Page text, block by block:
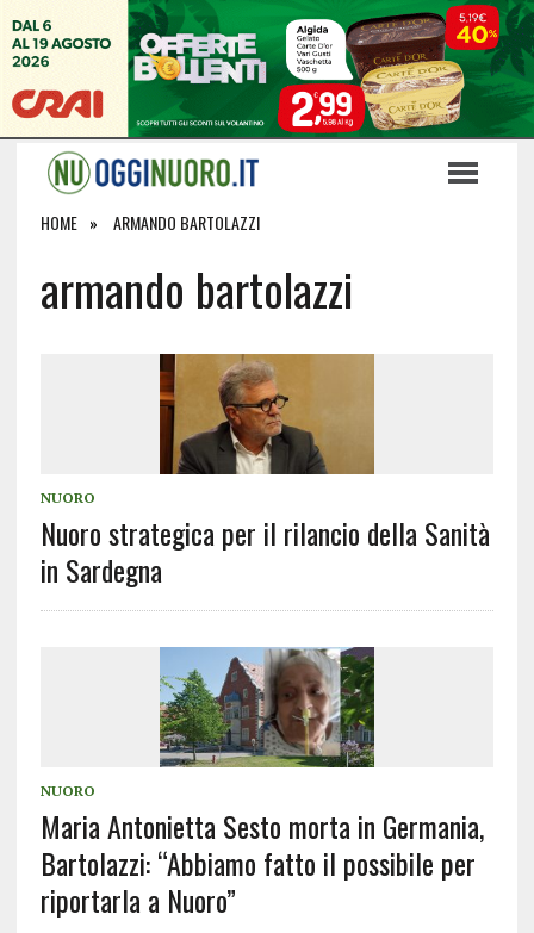
HOME ARMANDO BARTOLAZZI
armando bartolazzi
NUORO
Nuoro strategica per il rilancio della Sanità
in Sardegna
NUORO
Maria Antonietta Sesto morta in Germania,
Bartolazzi: “Abbiamo fatto il possibile per
riportarla a Nuoro”